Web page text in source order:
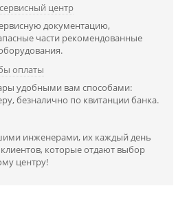
центр
документацию,
части рекомендованные
оплаты
удобными вам способами:
безналично по квитанции банка.
инженерами, их каждый день
которые отдают выбор
центру!